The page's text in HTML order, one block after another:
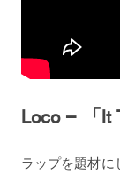
Loco – 「It
ラップを題材